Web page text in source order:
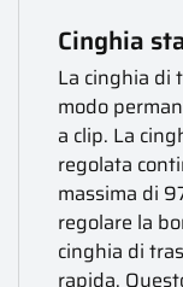
Cinghia
La cinghia di
modo
a clip. La
regolata
massima di
regolare la
cinghia di
rapida.